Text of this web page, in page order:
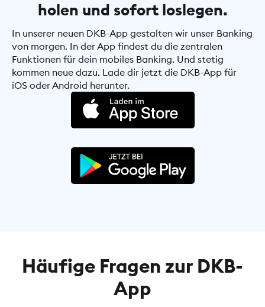
holen und sofort loslegen.
In unserer neuen DKB-App gestalten wir unser Banking
von morgen. In der App findest du die zentralen
Funktionen für dein mobiles Banking. Und stetig
kommen neue dazu. Lade dir jetzt die DKB-App für
iOS oder Android herunter.
Häufige Fragen zur DKB-
App